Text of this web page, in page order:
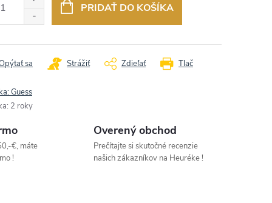
PRIDAŤ DO KOŠÍKA
Tlač
sa Strážiť Zdieľať
Guess
: 2 roky
€, máte
!
Overený obchod
Prečítajte si skutočné recenzie
našich zákazníkov na Heuréke !